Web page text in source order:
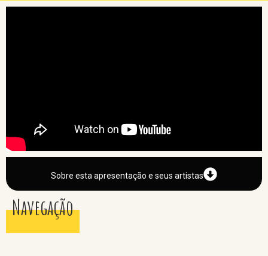
Sobre esta apresentação e seus artistas
Navegação